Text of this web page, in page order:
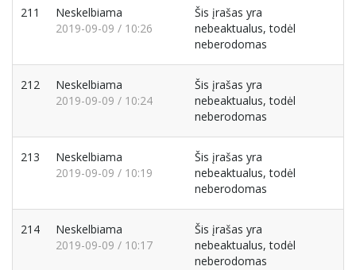
211
Neskelbiama
2019-09-09 / 10:26
Šis įrašas yra
nebeaktualus, todėl
neberodomas
212
Neskelbiama
2019-09-09 / 10:24
Šis įrašas yra
nebeaktualus, todėl
neberodomas
213
Neskelbiama
2019-09-09 / 10:19
Šis įrašas yra
nebeaktualus, todėl
neberodomas
214
Neskelbiama
2019-09-09 / 10:17
Šis įrašas yra
nebeaktualus, todėl
neberodomas